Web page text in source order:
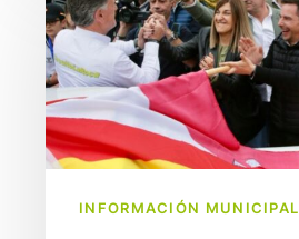
acoge
la
salida
del
Rallye
Festival
Hoznayo
INFORMACIÓN MUNICIPAL